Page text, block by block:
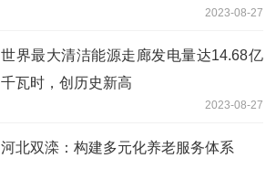
2023-08-27
世界最大清洁能源走廊发电量达14.68亿
千瓦时，创历史新高
2023-08-27
河北双滦：构建多元化养老服务体系